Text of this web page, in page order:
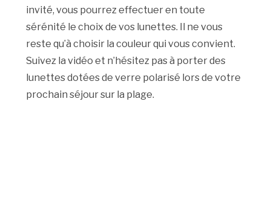
invité, vous pourrez effectuer en toute
sérénité le choix de vos lunettes. Il ne vous
reste qu’à choisir la couleur qui vous convient.
Suivez la vidéo et n’hésitez pas à porter des
lunettes dotées de verre polarisé lors de votre
prochain séjour sur la plage.